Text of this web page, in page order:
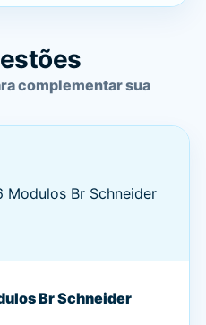
complementar sua
Br Schneider